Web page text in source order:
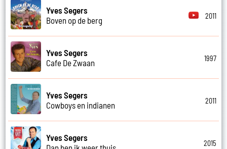
Yves Segers
Boven op de berg
2011
Yves Segers
Cafe De Zwaan
1997
Yves Segers
Cowboys en indianen
2011
Yves Segers
2015